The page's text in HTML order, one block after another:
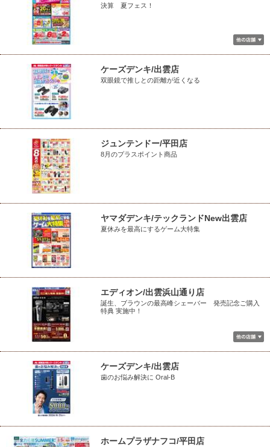
決算 夏フェス！
ケーズデンキ/出雲店
双眼鏡で推しとの距離が近くなる
ジュンテンドー/平田店
8月のプラスポイント商品
ヤマダデンキ/テックランドNew出雲店
夏休みを最高にするゲーム大特集
エディオン/出雲浜山通り店
誕生、ブラウンの最高峰シェーバー 発売記念ご購入
特典 実施中！
ケーズデンキ/出雲店
歯のお悩み解決に Oral-B
ホームプラザナフコ/平田店